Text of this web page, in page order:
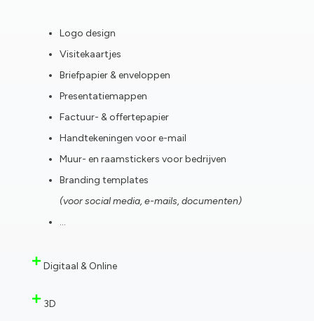
Logo design
Visitekaartjes
Briefpapier & enveloppen
Presentatiemappen
Factuur- & offertepapier
Handtekeningen voor e-mail
Muur- en raamstickers voor bedrijven
Branding templates
(voor social media, e-mails, documenten)
…
Digitaal & Online
3D